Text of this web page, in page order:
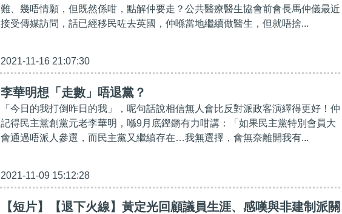
難、幾唔情願，但既然係咁，點解仲要走？公共醫療醫生協會前會長馬仲儀最近
接受傳媒訪問，話已經移民咗去英國，仲喺當地繼續做醫生，但就唔捨...
2021-11-16 21:07:30
李華明想「走數」唔退黨？
「今日的我打倒昨日的我」，呢句話說相信無人會比反對派政客演繹得更好！仲
記得民主黨創黨元老李華明，喺9月底鏗鏘有力咁講：「如果民主黨特別會員大
會通過唔派人參選，而民主黨又繼續存在…我無選擇，會無奈離開我有...
2021-11-09 15:12:28
【短片】【退下火線】黃定光回顧議員生涯、感嘆與非建制派關